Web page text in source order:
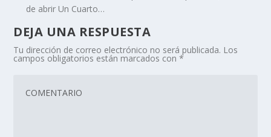
de abrir Un Cuarto…
DEJA UNA RESPUESTA
Tu dirección de correo electrónico no será publicada. Los
campos obligatorios están marcados con*